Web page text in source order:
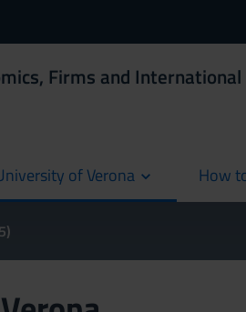
Firms and
of Verona How